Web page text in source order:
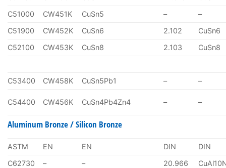
C51000
CW451K CuSn5 –
–
C51900
CW452K CuSn6 2.102
CuSn6
C52100
CW453K CuSn8 2.103 CuSn8
C53400 CW458K CuSn5Pb1 – –
C54400 CW456K CuSn4Pb4Zn4 – –
Aluminum Bronze / Silicon Bronze
ASTM EN EN DIN
DIN
C62730
– – 20.966